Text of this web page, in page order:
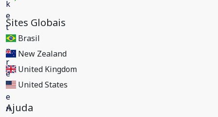
Sites Globais
Brasil
New Zealand
United Kingdom
United States
Ajuda